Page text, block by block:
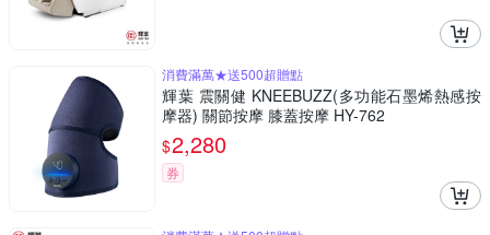
消費滿萬★送500超贈點
輝葉 震關健 KNEEBUZZ(多功能石墨烯熱感按
摩器) 關節按摩 膝蓋按摩 HY-762
$2,280
券